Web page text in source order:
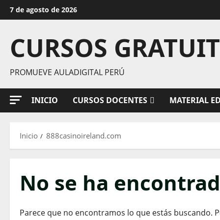
Saltar
al
7 de agosto de 2026
CURSOS
PROMUEVE AULADIGITAL PERÚ
INICIO CURSOS DOCENTES MATERIAL
Inicio 888casinoireland.com
No se ha
Parece que no encontramos lo que estás buscando.